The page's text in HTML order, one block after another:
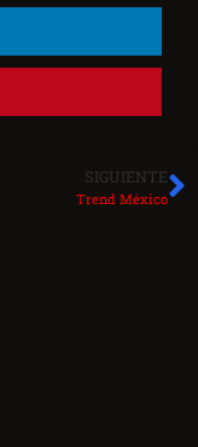
SIGUIENTE
Trend México